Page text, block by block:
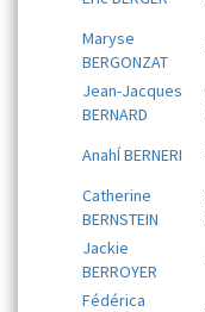
Maryse
BERGONZAT
Jean-Jacques
BERNARD
AnahÍ BERNERI
Catherine
BERNSTEIN
Jackie
BERROYER
Fédérica